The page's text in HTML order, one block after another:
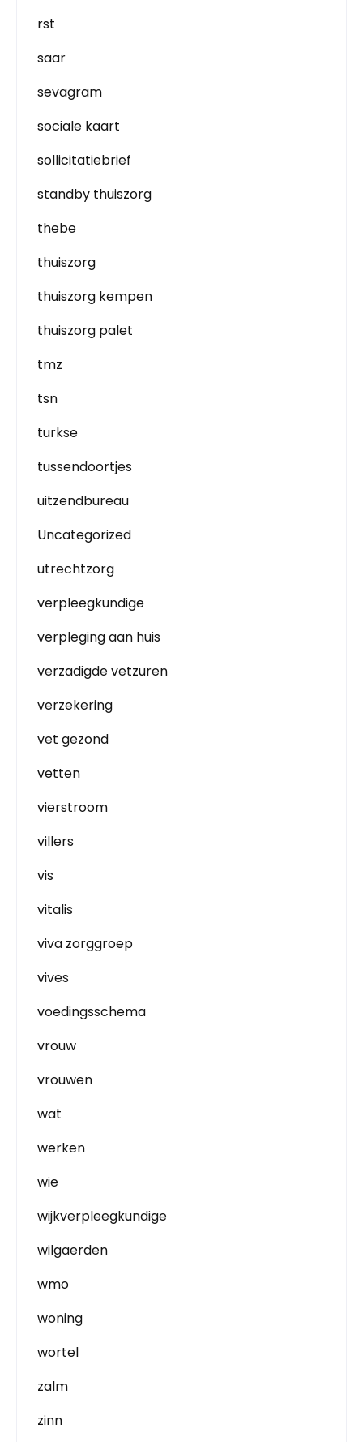
rst
saar
sevagram
sociale kaart
sollicitatiebrief
standby thuiszorg
thebe
thuiszorg
thuiszorg kempen
thuiszorg palet
tmz
tsn
turkse
tussendoortjes
uitzendbureau
Uncategorized
utrechtzorg
verpleegkundige
verpleging aan huis
verzadigde vetzuren
verzekering
vet gezond
vetten
vierstroom
villers
vis
vitalis
viva zorggroep
vives
voedingsschema
vrouw
vrouwen
wat
werken
wie
wijkverpleegkundige
wilgaerden
wmo
woning
wortel
zalm
zinn